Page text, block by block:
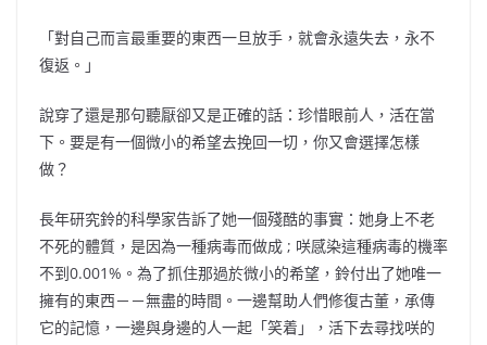
「對自己而言最重要的東西一旦放手，就會永遠失去，永不
復返。」
說穿了還是那句聽厭卻又是正確的話：珍惜眼前人，活在當
下。要是有一個微小的希望去挽回一切，你又會選擇怎樣
做？
長年研究鈴的科學家告訴了她一個殘酷的事實：她身上不老
不死的體質，是因為一種病毒而做成 ; 咲感染這種病毒的機率
不到0.001%。為了抓住那過於微小的希望，鈴付出了她唯一
擁有的東西－－無盡的時間。一邊幫助人們修復古董，承傳
它的記憶，一邊與身邊的人一起「笑着」，活下去尋找咲的